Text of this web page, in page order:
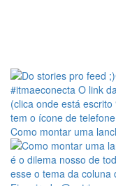
Como montar uma